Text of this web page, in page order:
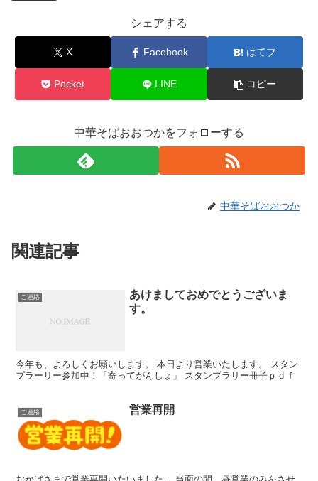
シェアする
X Facebook はてブ
Pocket LINE コピー
中華そばおおつかをフォローする
中華そばおおつか
関連記事
ご連絡
あけましておめでとうございま
す。
今年も、よろしくお願いします。 本日より営業いたします。 スタン
プラーリー参加中！「寄ってがんしょ」 スタンプラリー冊子ｐｄｆ
ご連絡 営業再開